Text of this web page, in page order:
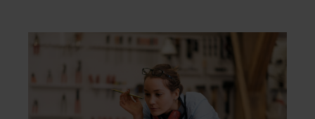
bocht. Er gebeurt iets veel interessanters.